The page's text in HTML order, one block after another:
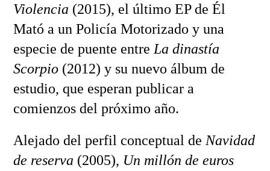
Violencia (2015), el último EP de Él
Mató a un Policía Motorizado y una
especie de puente entre La dinastía
Scorpio(2012) y su nuevo álbum de
estudio, que esperan publicar a
comienzos del próximo año.
Alejado del perfil conceptual de Navidad
de reserva (2005), Un millón de euros